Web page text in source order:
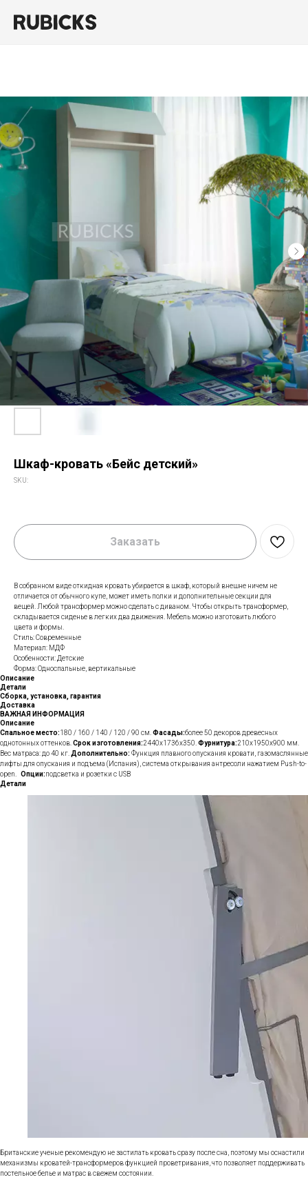
Шкаф-кровать «Бейс детский»
SKU:
Заказать
В собранном виде откидная кровать убирается в шкаф, который внешне ничем не
отличается от обычного купе, может иметь полки и дополнительные секции для
вещей. Любой трансформер можно сделать с диваном. Чтобы открыть трансформер,
складывается сиденье в легких два движения. Мебель можно изготовить любого
цвета и формы.
Стиль: Современные
Материал: МДФ
Особенности: Детские
Форма: Односпальные, вертикальные
Описание
Детали
Сборка, установка, гарантия
Доставка
ВАЖНАЯ ИНФОРМАЦИЯ
Описание
Спальное место:180 / 160 / 140 / 120 / 90 см. Фасады:более 50 декоров древесных
однотонных оттенков. Срок изготовления:2440х1736х350. Фурнитура:210х1950х900 мм.
Вес матраса: до 40 кг. Дополнительно: Функция плавного опускания кровати, газомаслянные
лифты для опускания и подъема (Испания), система открывания антресоли нажатием Push-to-
open. Опции:подсветка и розетки с USB
Детали
Британские ученые рекомендую не застилать кровать сразу после сна, поэтому мы оснастили
механизмы кроватей-трансформеров функцией проветривания, что позволяет поддерживать
постельное белье и матрас в свежем состоянии.